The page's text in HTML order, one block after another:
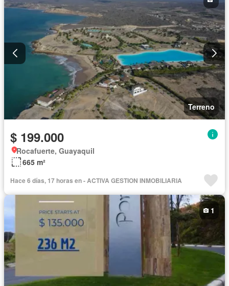
Terreno
$ 199.000
Rocafuerte, Guayaquil
665 m²
Hace 6 días, 17 horas en - ACTIVA GESTION INMOBILIARIA
1